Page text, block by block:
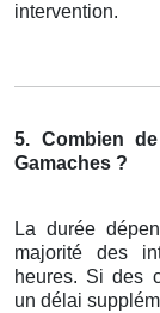
intervention.
5. Combien
Gamaches ?
La durée
majorité des
heures. Si des
un délai